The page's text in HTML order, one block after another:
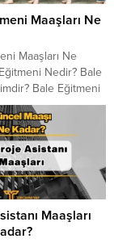
Maaşları Ne
Maaşları Ne
Nedir? Bale
Bale Eğitmeni
Eğitmeni
Maaşları